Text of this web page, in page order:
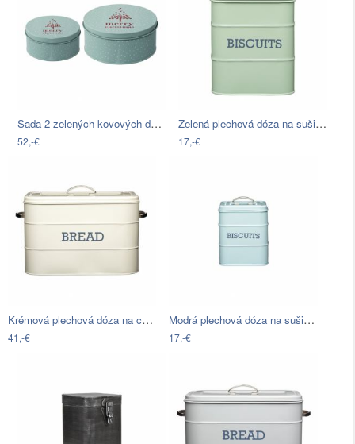
Sada 2 zelených kovových dóz…
52,-€
Zelená plechová dóza na sušienky…
17,-€
Krémová plechová dóza na chlieb Kitchen…
41,-€
Modrá plechová dóza na sušienky Kitchen…
17,-€